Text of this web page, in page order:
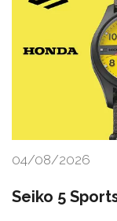
04/08/2026
Seiko 5